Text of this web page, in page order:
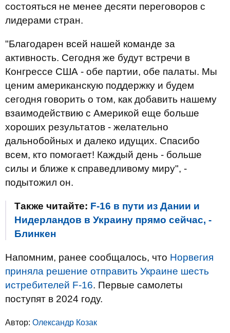
состояться не менее десяти переговоров с
лидерами стран.
"Благодарен всей нашей команде за
активность. Сегодня же будут встречи в
Конгрессе США - обе партии, обе палаты. Мы
ценим американскую поддержку и будем
сегодня говорить о том, как добавить нашему
взаимодействию с Америкой еще больше
хороших результатов - желательно
дальнобойных и далеко идущих. Спасибо
всем, кто помогает! Каждый день - больше
силы и ближе к справедливому миру", -
подытожил он.
Также читайте: F-16 в пути из Дании и
Нидерландов в Украину прямо сейчас, -
Блинкен
Напомним, ранее сообщалось, что Норвегия
приняла решение отправить Украине шесть
истребителей F-16. Первые самолеты
поступят в 2024 году.
Автор: Олександр Козак